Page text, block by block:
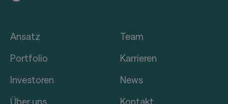
Ansatz
Portfolio
Investoren
Über uns
Team
Karrieren
News
Kontakt